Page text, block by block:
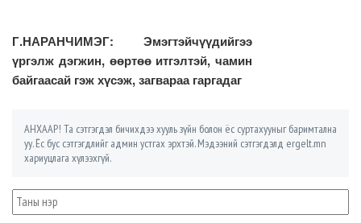
Г.НАРАНЧИМЭГ: Эмэгтэйчүүдийгээ
үргэлж дэгжин, өөртөө итгэлтэй, чамин
байгаасай гэж хүсэж, загвараа гаргадаг
АНХААР! Та сэтгэгдэл бичихдээ хууль зүйн болон ёс суртахууныг баримтална
уу. Ёс бус сэтгэгдлийг админ устгах эрхтэй. Мэдээний сэтгэгдэлд ergelt.mn
хариуцлага хүлээхгүй.